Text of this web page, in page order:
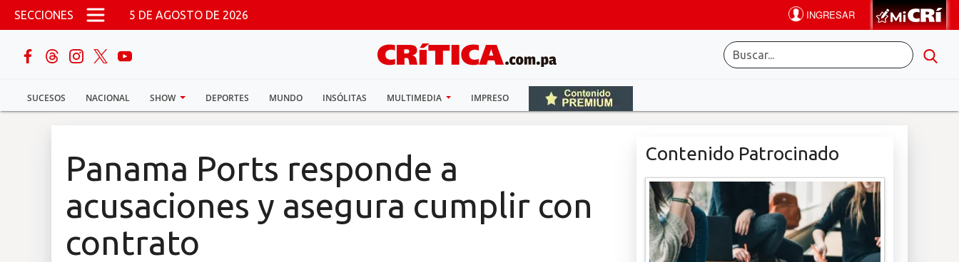
Pasar al contenido principal
SECCIONES 5 DE AGOSTO DE 2026
SUCESOS NACIONAL SHOW DEPORTES MUNDO INSÓLITAS MULTIMEDIA IMPRESO
buscar
Sucesos
Panama Ports responde a
acusaciones y asegura cumplir con
contrato
Contenido Patrocinado